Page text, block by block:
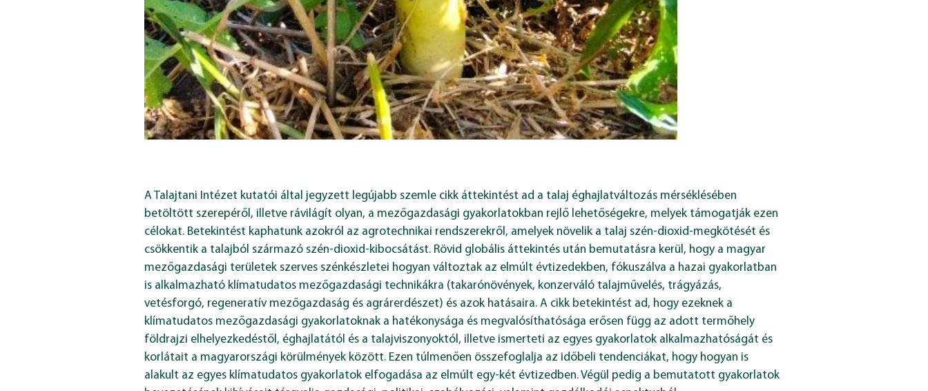
A Talajtani Intézet kutatói által jegyzett legújabb szemle cikk áttekintést ad a talaj éghajlatváltozás mérséklésében
betöltött szerepéről, illetve rávilágít olyan, a mezőgazdasági gyakorlatokban rejlő lehetőségekre, melyek támogatják ezen
célokat. Betekintést kaphatunk azokról az agrotechnikai rendszerekről, amelyek növelik a talaj szén-dioxid-megkötését és
csökkentik a talajból származó szén-dioxid-kibocsátást. Rövid globális áttekintés után bemutatásra kerül, hogy a magyar
mezőgazdasági területek szerves szénkészletei hogyan változtak az elmúlt évtizedekben, fókuszálva a hazai gyakorlatban
is alkalmazható klímatudatos mezőgazdasági technikákra (takarónövények, konzerváló talajművelés, trágyázás,
vetésforgó, regeneratív mezőgazdaság és agrárerdészet) és azok hatásaira. A cikk betekintést ad, hogy ezeknek a
klímatudatos mezőgazdasági gyakorlatoknak a hatékonysága és megvalósíthatósága erősen függ az adott termőhely
földrajzi elhelyezkedéstől, éghajlatától és a talajviszonyoktól, illetve ismerteti az egyes gyakorlatok alkalmazhatóságát és
korlátait a magyarországi körülmények között. Ezen túlmenően összefoglalja az időbeli tendenciákat, hogy hogyan is
alakult az egyes klímatudatos gyakorlatok elfogadása az elmúlt egy-két évtizedben. Végül pedig a bemutatott gyakorlatok